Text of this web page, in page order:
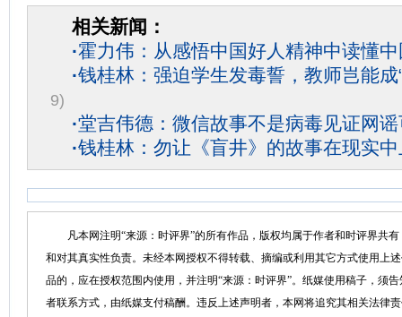
相关新闻：
·霍力伟：从感悟中国好人精神中读懂
·钱桂林：强迫学生发毒誓，教师岂能成
9)
·堂吉伟德：微信故事不是病毒见证网
·钱桂林：勿让《盲井》的故事在现实
凡本网注明“来源：时评界”的所有作品，版权均属于作者和时评界共有
和对其真实性负责。未经本网授权不得转载、摘编或利用其它方式使用上
品的，应在授权范围内使用，并注明“来源：时评界”。纸媒使用稿子，须
者联系方式，由纸媒支付稿酬。违反上述声明者，本网将追究其相关法律